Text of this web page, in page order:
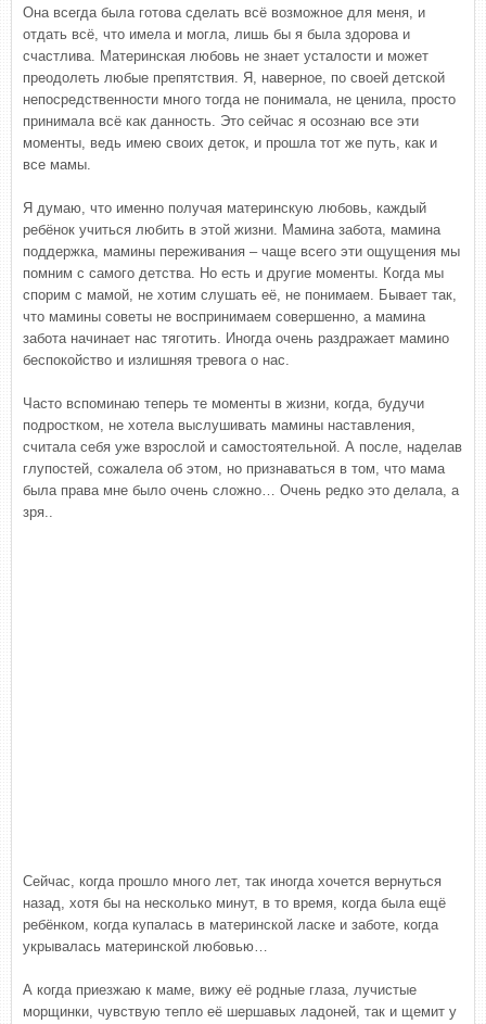
Она всегда была готова сделать всё возможное для меня, и
отдать всё, что имела и могла, лишь бы я была здорова и
счастлива. Материнская любовь не знает усталости и может
преодолеть любые препятствия. Я, наверное, по своей детской
непосредственности много тогда не понимала, не ценила, просто
принимала всё как данность. Это сейчас я осознаю все эти
моменты, ведь имею своих деток, и прошла тот же путь, как и
все мамы.
Я думаю, что именно получая материнскую любовь, каждый
ребёнок учиться любить в этой жизни. Мамина забота, мамина
поддержка, мамины переживания – чаще всего эти ощущения мы
помним с самого детства. Но есть и другие моменты. Когда мы
спорим с мамой, не хотим слушать её, не понимаем. Бывает так,
что мамины советы не воспринимаем совершенно, а мамина
забота начинает нас тяготить. Иногда очень раздражает мамино
беспокойство и излишняя тревога о нас.
Часто вспоминаю теперь те моменты в жизни, когда, будучи
подростком, не хотела выслушивать мамины наставления,
считала себя уже взрослой и самостоятельной. А после, наделав
глупостей, сожалела об этом, но признаваться в том, что мама
была права мне было очень сложно… Очень редко это делала, а
зря..
Сейчас, когда прошло много лет, так иногда хочется вернуться
назад, хотя бы на несколько минут, в то время, когда была ещё
ребёнком, когда купалась в материнской ласке и заботе, когда
укрывалась материнской любовью…
А когда приезжаю к маме, вижу её родные глаза, лучистые
морщинки, чувствую тепло её шершавых ладоней, так и щемит у